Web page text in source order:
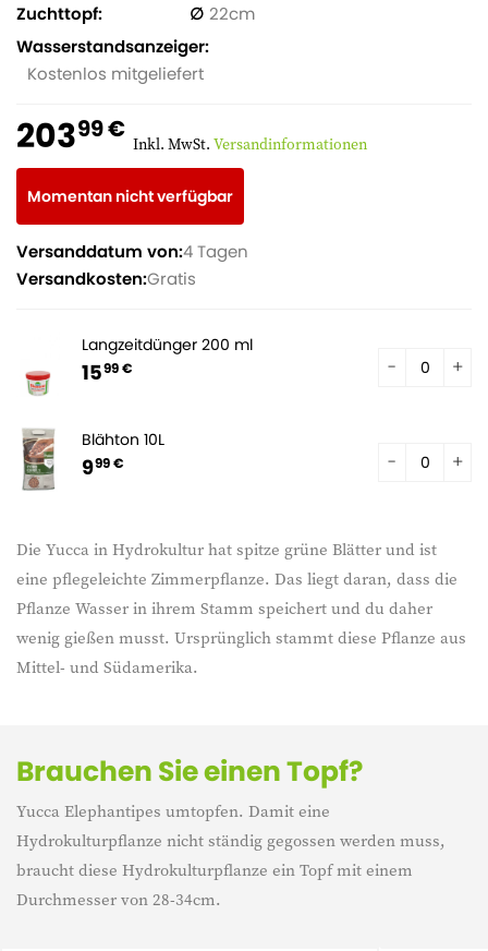
Die Yucca in Hydrokultur hat spitze grüne Blätter und ist
eine pflegeleichte Zimmerpflanze. Das liegt daran, dass die
Pflanze Wasser in ihrem Stamm speichert und du daher
wenig gießen musst. Ursprünglich stammt diese Pflanze aus
Mittel- und Südamerika.
Zuchttopf
22
Wasserstandsanzeiger
Kostenlos mitgeliefert
20399 € Inkl. MwSt. Versandinformationen
Momentan nicht verfügbar
Versanddatum von:4 Tagen
Versandkosten:Gratis
Langzeitdünger 200 ml
1599 €
Blähton 10L
999 €
Brauchen Sie einen Topf?
Yucca Elephantipes umtopfen. Damit eine
Hydrokulturpflanze nicht ständig gegossen werden muss,
braucht diese Hydrokulturpflanze ein Topf mit einem
Durchmesser von 28-34cm.